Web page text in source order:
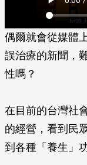
偶爾就會從媒體
誤治療的新聞，
性嗎？
在目前的台灣社
的經營，看到民
到各種「養生」